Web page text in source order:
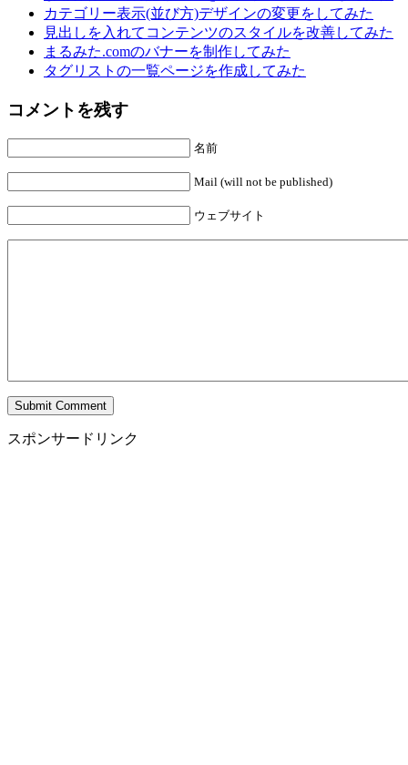
カテゴリー表示(並び方)デザインの変更をしてみた
見出しを入れてコンテンツのスタイルを改善してみた
まるみた.comのバナーを制作してみた
タグリストの一覧ページを作成してみた
コメントを残す
名前
Mail (will not be published)
ウェブサイト
スポンサードリンク